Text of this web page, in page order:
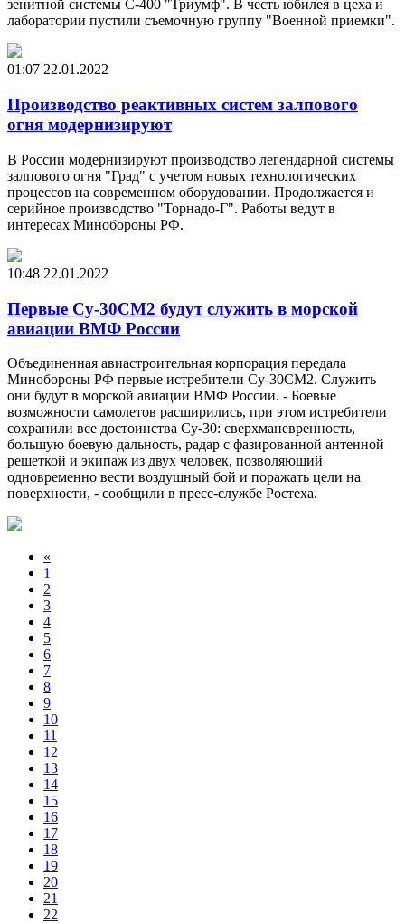
зенитной системы С-400 "Триумф". В честь юбилея в цеха и
лаборатории пустили съемочную группу "Военной приемки".
01:07 22.01.2022
Производство реактивных систем залпового
огня модернизируют
В России модернизируют производство легендарной системы
залпового огня "Град" с учетом новых технологических
процессов на современном оборудовании. Продолжается и
серийное производство "Торнадо-Г". Работы ведут в
интересах Минобороны РФ.
10:48 22.01.2022
Первые Су-30СМ2 будут служить в морской
авиации ВМФ России
Объединенная авиастроительная корпорация передала
Минобороны РФ первые истребители Су-30СМ2. Служить
они будут в морской авиации ВМФ России. - Боевые
возможности самолетов расширились, при этом истребители
сохранили все достоинства Су-30: сверхманевренность,
большую боевую дальность, радар с фазированной антенной
решеткой и экипаж из двух человек, позволяющий
одновременно вести воздушный бой и поражать цели на
поверхности, - сообщили в пресс-службе Ростеха.
«
1
2
3
4
5
6
7
8
9
10
11
12
13
14
15
16
17
18
19
20
21
22